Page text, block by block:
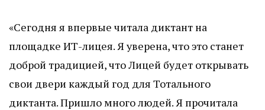
«Сегодня я впервые читала диктант на
площадке ИТ-лицея. Я уверена, что это станет
доброй традицией, что Лицей будет открывать
свои двери каждый год для Тотального
диктанта. Пришло много людей. Я прочитала